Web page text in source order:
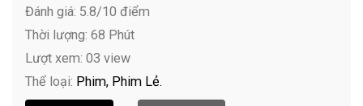
Đánh giá: 5.8/10 điểm
Thời lượng: 68 Phút
Lượt xem: 03 view
Thể loại: Phim Phim Lẻ